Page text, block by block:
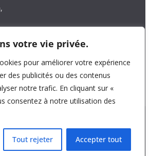
votre vie privée.
pour améliorer votre expérience
des publicités ou des contenus
notre trafic. En cliquant sur «
consentez à notre utilisation des
Tout rejeter Accepter tout
Le Sillon
. All rights reserved.
by ThemeGrill. Powered by WordPress